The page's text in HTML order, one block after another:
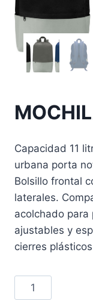
Capacidad 11
urbana porta
Bolsillo frontal
laterales.
acolchado para
ajustables y
cierres plásticos